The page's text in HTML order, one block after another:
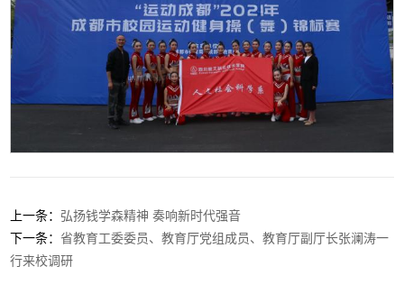
上一条： 弘扬钱学森精神 奏响新时代强音
下一条：省教育工委委员、教育厅党组成员、教育厅副厅长张澜涛一
行来校调研